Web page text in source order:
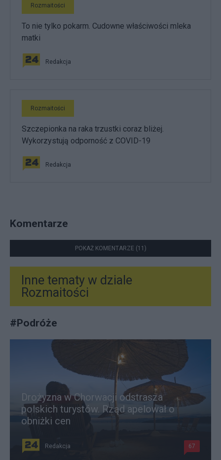
Rozmaitości
To nie tylko pokarm. Cudowne właściwości mleka
matki
Redakcja
Rozmaitości
Szczepionka na raka trzustki coraz bliżej.
Wykorzystują odporność z COVID-19
Redakcja
Komentarze
POKAŻ KOMENTARZE (11)
Inne tematy w dziale
Rozmaitości
#Podróże
Drożyzna w Chorwacji odstrasza
polskich turystów. Rząd apelował o
obniżki cen
Redakcja 67